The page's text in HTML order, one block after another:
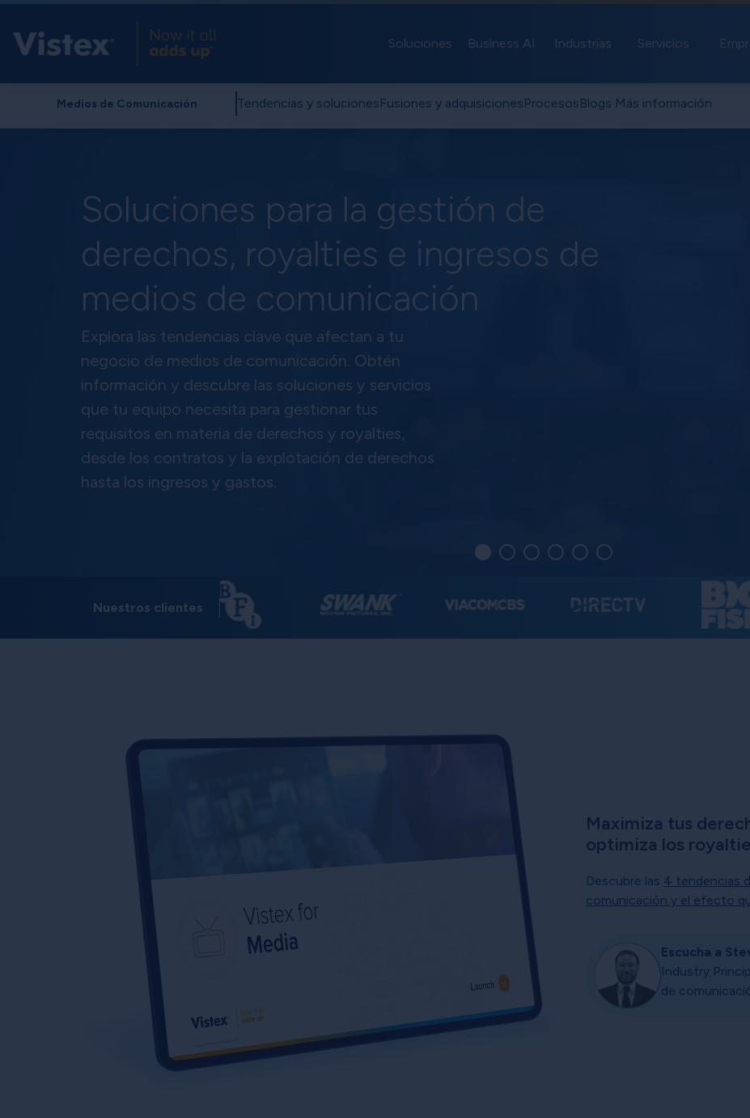
Soluciones Business AI Industrias Servicios
Medios de Comunicación Tendencias y solucionesFusiones y adquisicionesProcesosBlogs Más información
Soluciones para la gestión de
derechos, royalties e ingresos de
medios de comunicación
Explora las tendencias clave que afectan a tu
negocio de medios de comunicación. Obtén
información y descubre las soluciones y servicios
que tu equipo necesita para gestionar tus
requisitos en materia de derechos y royalties,
desde los contratos y la explotación de derechos
hasta los ingresos y gastos.
Nuestros clientes
Maximiza tus
optimiza los
Descubre las 4 tendencias
comunicación y el efecto
Escucha a
Industry
de